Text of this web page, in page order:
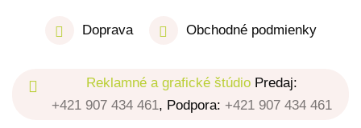
Doprava Obchodné podmienky
Reklamné a grafické štúdio Predaj:
+421 907 434 461, Podpora: +421 907 434 461